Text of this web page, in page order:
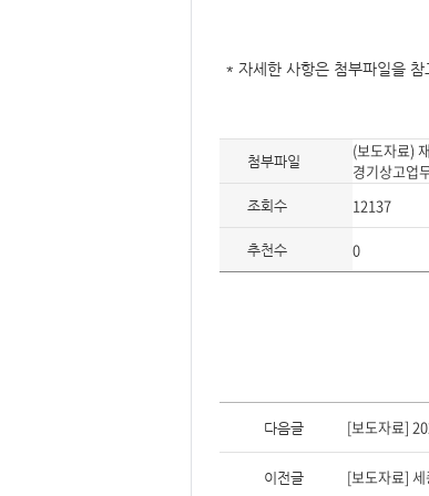
* 자세한 사항은 첨부파일을 참
첨부파일
(보도자료)
경기상고업
조회수 12137
추천수 0
이
다
다음글 [보도자료]
이전글 [보도자료]